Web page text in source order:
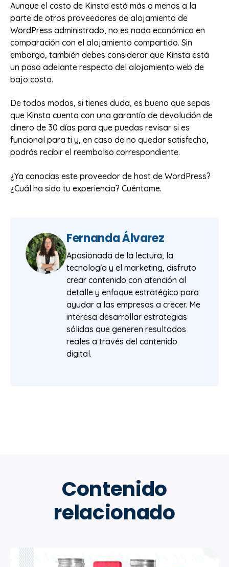
Aunque el costo de Kinsta está más o menos a la
parte de otros proveedores de alojamiento de
WordPress administrado, no es nada económico en
comparación con el alojamiento compartido. Sin
embargo, también debes considerar que Kinsta está
un paso adelante respecto del alojamiento web de
bajo costo.
De todos modos, si tienes duda, es bueno que sepas
que Kinsta cuenta con una garantía de devolución de
dinero de 30 días para que puedas revisar si es
funcional para ti y, en caso de no quedar satisfecho,
podrás recibir el reembolso correspondiente.
¿Ya conocías este proveedor de host de WordPress?
¿Cuál ha sido tu experiencia? Cuéntame.
Fernanda Álvarez
Apasionada de la lectura, la
tecnología y el marketing, disfruto
crear contenido con atención al
detalle y enfoque estratégico para
ayudar a las empresas a crecer. Me
interesa desarrollar estrategias
sólidas que generen resultados
reales a través del contenido
digital.
Contenido
relacionado